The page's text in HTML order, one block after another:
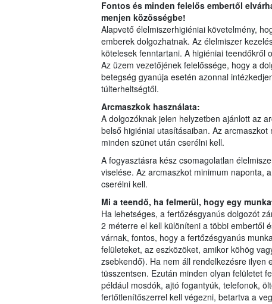
Fontos és minden felelős embertől
menjen közösségbe!
Alapvető élelmiszerhigiéniai követelmény,
emberek dolgozhatnak. Az élelmiszer
kötelesek fenntartani. A higiéniai teendőkről
Az üzem vezetőjének felelőssége, hogy a
betegség gyanúja esetén azonnal
túlterheltségtől.
Arcmaszkok használata:
A dolgozóknak jelen helyzetben ajánlott az
belső higiéniai utasításaiban. Az
minden szünet után cserélni kell.
A fogyasztásra kész csomagolatlan
viselése. Az arcmaszkot minimum naponta,
cserélni kell.
Mi a teendő, ha felmerül, hogy egy
Ha lehetséges, a fertőzésgyanús dolgozót
2 méterre el kell különíteni a többi embertől
várnak, fontos, hogy a fertőzésgyanús
felületeket, az eszközöket, amikor köhög
zsebkendő). Ha nem áll rendelkezésre ilyen
tüsszentsen. Ezután minden olyan felületet
például mosdók, ajtó fogantyúk, telefonok,
fertőtlenítőszerrel kell végezni, betartva a